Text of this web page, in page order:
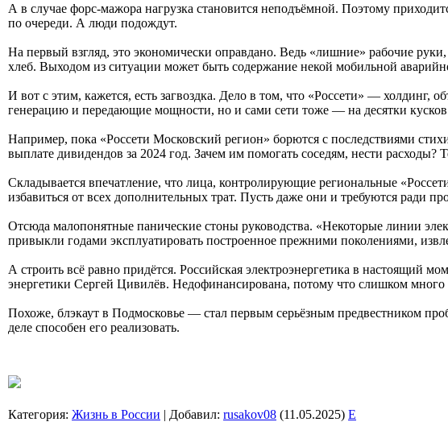
А в случае форс-мажора нагрузка становится неподъёмной. Поэтому
по очереди. А люди подождут.
На первый взгляд, это экономически оправдано. Ведь «лишние» рабочие
хлеб. Выходом из ситуации может быть содержание некой мобильной
И вот с этим, кажется, есть загвоздка. Дело в том, что «Россети» —
генерацию и передающие мощности, но и сами сети тоже — на десятки
Например, пока «Россети Московский регион» борются с последствиями
выплате дивидендов за 2024 год. Зачем им помогать соседям, нести
Складывается впечатление, что лица, контролирующие региональные
избавиться от всех дополнительных трат. Пусть даже они и требуются ради
Отсюда малопонятные панические стоны руководства. «Некоторые линии
привыкли годами эксплуатировать построенное прежними поколениями,
А строить всё равно придётся. Российская электроэнергетика в настоящий
энергетики Сергей Цивилёв. Недофинансирована, потому что слишком
Похоже, блэкаут в Подмосковье — стал первым серьёзным предвестником
деле способен его реализовать.
Категория: Жизнь в России | Добавил: rusakov08 (11.05.2025) E